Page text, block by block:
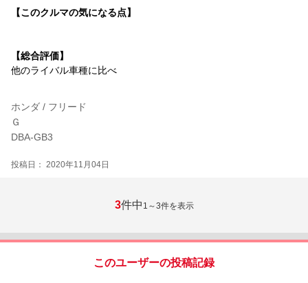
【このクルマの気になる点】
【総合評価】
他のライバル車種に比べ
ホンダ / フリード
Ｇ
DBA-GB3
投稿日： 2020年11月04日
3件中 1～3件を表示
このユーザーの投稿記録